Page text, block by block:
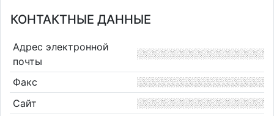
КОНТАКТНЫЕ ДАННЫЕ
Адрес электронной
почты
Факс
Сайт